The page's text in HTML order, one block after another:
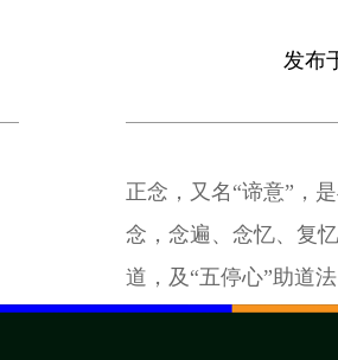
发布
正念，又名“谛意”，
念，念遍、念忆、复
道，及“五停心”助道